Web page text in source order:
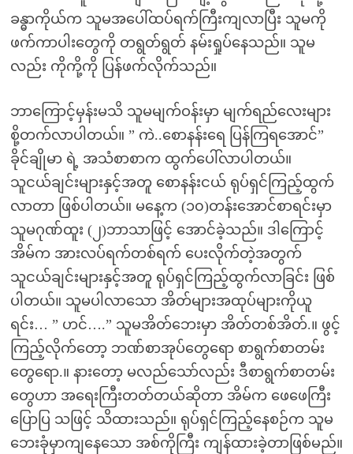
ခန္ဓာကိုယ်က သူမအပေါ်ထပ်ရက်ကြီးကျလာပြီး သူမကို
ဖက်ကာပါးတွေကို တရွတ်ရွတ် နမ်းရှုပ်နေသည်။ သူမ
လည်း ကိုကို့ကို ပြန်ဖက်လိုက်သည်။
ဘာကြောင့်မှန်းမသိ သူမမျက်ဝန်းမှာ မျက်ရည်လေးများ
စို့တက်လာပါတယ်။ ” ကဲ..စောနန်းရေ ပြန်ကြရအောင်”
ခိုင်ချိုမာ ရဲ့ အသံစာစာက ထွက်ပေါ်လာပါတယ်။
သူငယ်ချင်းများနှင့်အတူ စောနန်းငယ် ရုပ်ရှင်ကြည့်ထွက်
လာတာ ဖြစ်ပါတယ်။ မနေ့က (၁၀)တန်းအောင်စာရင်းမှာ
သူမဂုဏ်ထူး (၂)ဘာသာဖြင့် အောင်ခဲ့သည်။ ဒါကြောင့်
အိမ်က အားလပ်ရက်တစ်ရက် ပေးလိုက်တဲ့အတွက်
သူငယ်ချင်းများနှင့်အတူ ရုပ်ရှင်ကြည့်ထွက်လာခြင်း ဖြစ်
ပါတယ်။ သူမပါလာသော အိတ်များအထုပ်များကိုယူ
ရင်း… ” ဟင်….” သူမအိတ်ဘေးမှာ အိတ်တစ်အိတ်.။ ဖွင့်
ကြည့်လိုက်တော့ ဘဏ်စာအုပ်တွေရော စာရွက်စာတမ်း
တွေရော.။ နားတော့ မလည်သော်လည်း ဒီစာရွက်စာတမ်း
တွေဟာ အရေးကြီးတတ်တယ်ဆိုတာ အိမ်က ဖေဖေကြီး
ပြောပြ သဖြင့် သိထားသည်။ ရုပ်ရှင်ကြည့်နေစဉ်က သူမ
ဘေးခုံမှာကျနေသော အစ်ကိုကြီး ကျန်ထားခဲ့တာဖြစ်မည်။